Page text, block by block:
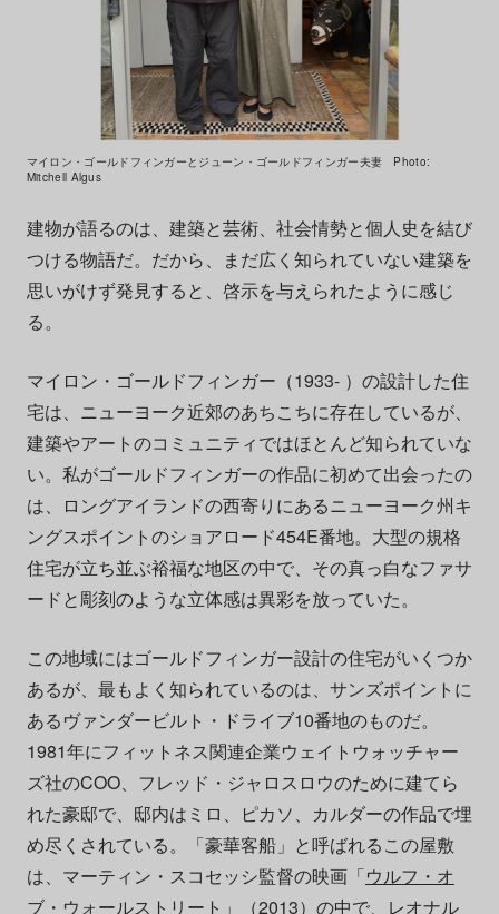
マイロン・ゴールドフィンガーとジューン・ゴールドフィンガー夫妻 Photo:
Mitchell Algus
建物が語るのは、建築と芸術、社会情勢と個人史を結び
つける物語だ。だから、まだ広く知られていない建築を
思いがけず発見すると、啓示を与えられたように感じ
る。
マイロン・ゴールドフィンガー（1933- ）の設計した住
宅は、ニューヨーク近郊のあちこちに存在しているが、
建築やアートのコミュニティではほとんど知られていな
い。私がゴールドフィンガーの作品に初めて出会ったの
は、ロングアイランドの西寄りにあるニューヨーク州キ
ングスポイントのショアロード454E番地。大型の規格
住宅が立ち並ぶ裕福な地区の中で、その真っ白なファサ
ードと彫刻のような立体感は異彩を放っていた。
この地域にはゴールドフィンガー設計の住宅がいくつか
あるが、最もよく知られているのは、サンズポイントに
あるヴァンダービルト・ドライブ10番地のものだ。
1981年にフィットネス関連企業ウェイトウォッチャー
ズ社のCOO、フレッド・ジャロスロウのために建てら
れた豪邸で、邸内はミロ、ピカソ、カルダーの作品で埋
め尽くされている。「豪華客船」と呼ばれるこの屋敷
は、マーティン・スコセッシ監督の映画「ウルフ・オ
ブ・ウォールストリート 」（2013）の中で、レオナル